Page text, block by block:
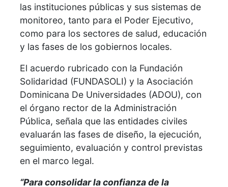
las instituciones públicas y sus sistemas de
monitoreo, tanto para el Poder Ejecutivo,
como para los sectores de salud, educación
y las fases de los gobiernos locales.
El acuerdo rubricado con la Fundación
Solidaridad (FUNDASOLI) y la Asociación
Dominicana De Universidades (ADOU), con
el órgano rector de la Administración
Pública, señala que las entidades civiles
evaluarán las fases de diseño, la ejecución,
seguimiento, evaluación y control previstas
en el marco legal.
“Para consolidar la confianza de la